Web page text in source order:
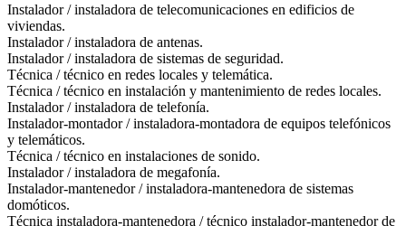
Instalador / instaladora de telecomunicaciones en edificios de
viviendas.
Instalador / instaladora de antenas.
Instalador / instaladora de sistemas de seguridad.
Técnica / técnico en redes locales y telemática.
Técnica / técnico en instalación y mantenimiento de redes locales.
Instalador / instaladora de telefonía.
Instalador-montador / instaladora-montadora de equipos telefónicos
y telemáticos.
Técnica / técnico en instalaciones de sonido.
Instalador / instaladora de megafonía.
Instalador-mantenedor / instaladora-mantenedora de sistemas
domóticos.
Técnica instaladora-mantenedora / técnico instalador-mantenedor de